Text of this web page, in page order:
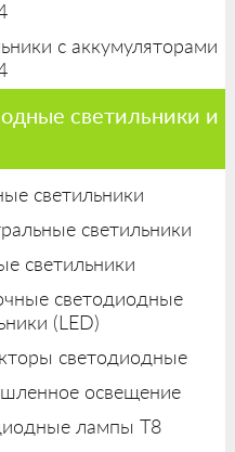
с аккумуляторами
светильники и
светильники
светильники
светильники
светодиодные
(LED)
светодиодные
освещение
лампы Т8